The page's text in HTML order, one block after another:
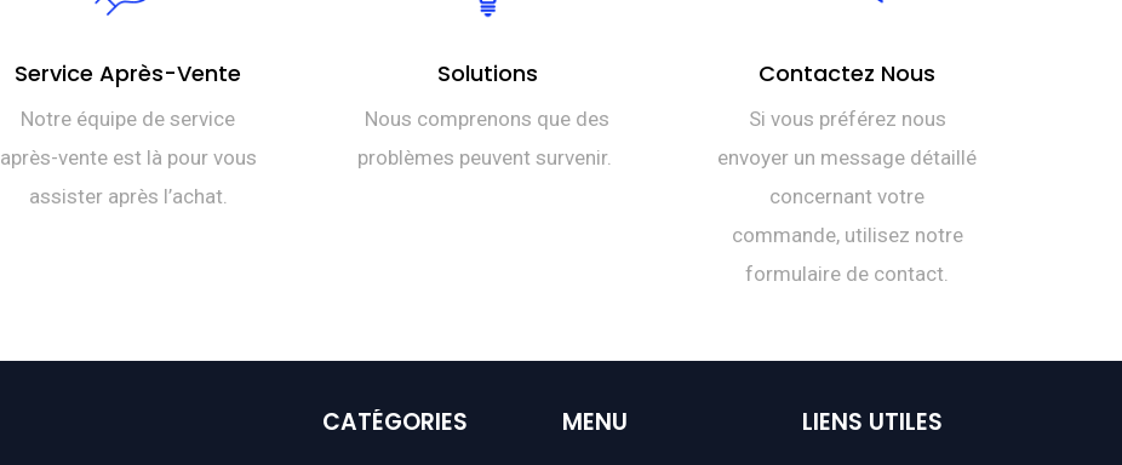
Service Après-Vente
Notre équipe de service
après-vente est là pour vous
assister après l’achat.
Solutions
Nous comprenons que des
problèmes peuvent survenir.
Contactez Nous
Si vous préférez nous
envoyer un message détaillé
concernant votre
commande, utilisez notre
formulaire de contact.
CATÉGORIES MENU LIENS UTILES